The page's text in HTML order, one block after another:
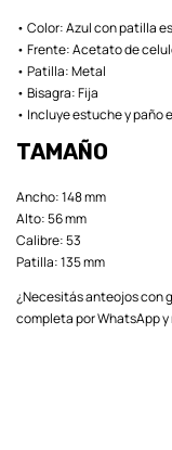
• Color: Azul con patilla
• Frente: Acetato de
• Patilla: Metal
• Bisagra: Fija
• Incluye estuche y paño
TAMAÑO
Ancho: 148 mm
Alto: 56 mm
Calibre: 53
Patilla: 135 mm
¿Necesitás anteojos con
completa por WhatsApp